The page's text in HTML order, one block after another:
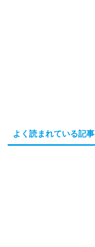
よく読まれている記事